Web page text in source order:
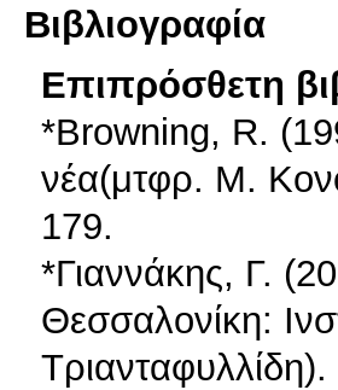
Βιβλιογραφία
Επιπρόσθετη
*Browning, R.
νέα(μτφρ. Μ.
179.
*Γιαννάκης, Γ.
Θεσσαλονίκη: